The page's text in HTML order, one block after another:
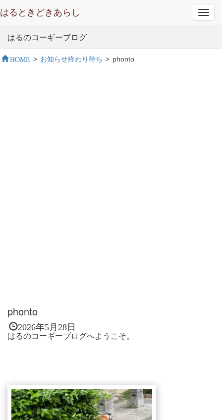
はるときどきあらし
はるのコーギーブログ
HOME > お知らせ終わり待ち > phonto
phonto
2026年5月28日
はるのコーギーブログへようこそ。